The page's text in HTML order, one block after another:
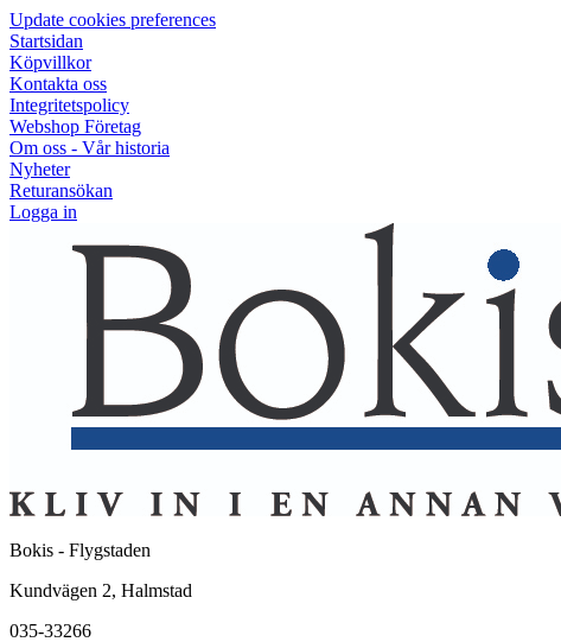
Update cookies preferences
Startsidan
Köpvillkor
Kontakta oss
Integritetspolicy
Webshop Företag
Om oss - Vår historia
Nyheter
Returansökan
Logga in
Bokis - Flygstaden
Kundvägen 2, Halmstad
035-33266